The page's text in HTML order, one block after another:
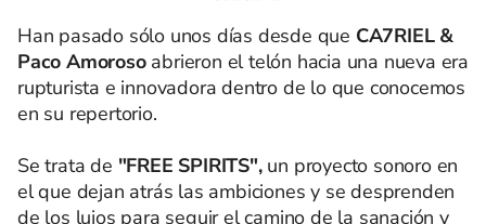
Han pasado sólo unos días desde que CA7RIEL &
Paco Amorosoabrieron el telón hacia una nueva era
rupturista e innovadora dentro de lo que conocemos
en su repertorio.
Se trata de "FREE SPIRITS", un proyecto sonoro en
el que dejan atrás las ambiciones y se desprenden
de los lujos para seguir el camino de la sanación y